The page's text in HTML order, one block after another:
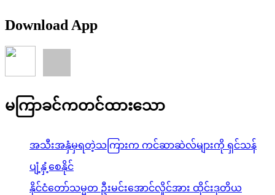
Download App
မကြာခင်ကတင်ထားသော
အသီးအနှံမှရတဲ့သကြားက ကင်ဆာဆဲလ်များကို ရှင်သန်
ပျံ့နှံ့စေနိုင်
နိုင်ငံတော်သမ္မတ ဦးမင်းအောင်လှိုင်အား ထိုင်းဒုတိယ